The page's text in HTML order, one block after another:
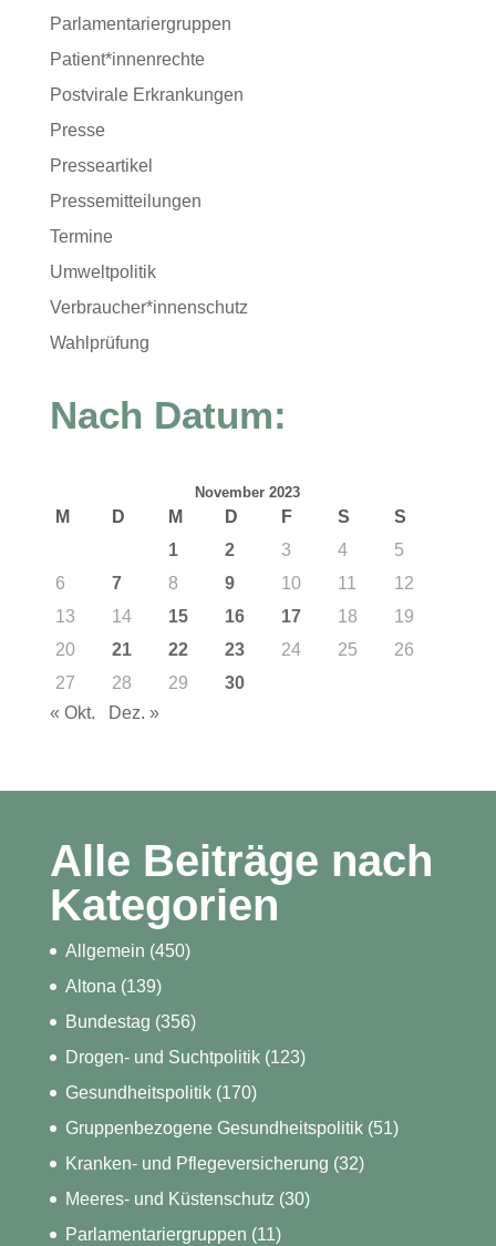
Parlamentariergruppen
Patient*innenrechte
Postvirale Erkrankungen
Presse
Presseartikel
Pressemitteilungen
Termine
Umweltpolitik
Verbraucher*innenschutz
Wahlprüfung
Nach Datum:
November 2023
M D M D F S
S
1
2 3 4
5
6
7 8 9 10 11
12
13
14 15 16 17 18
19
20
21 22 23 24 25
26
27
28 29
30
« Okt.
Dez. »
Alle Beiträge nach
Kategorien
Allgemein (450)
Altona (139)
Bundestag (356)
Drogen- und Suchtpolitik(123)
Gesundheitspolitik(170)
Gruppenbezogene Gesundheitspolitik(51)
Kranken- und Pflegeversicherung (32)
Meeres- und Küstenschutz (30)
Parlamentariergruppen (11)